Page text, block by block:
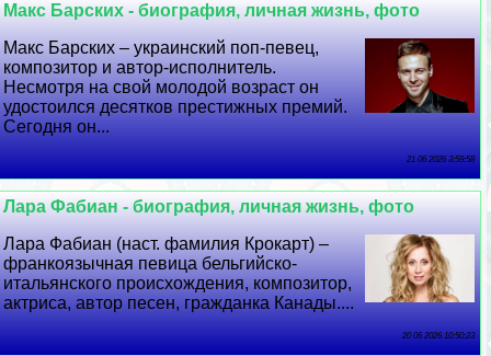
Макс Барских - биография, личная жизнь, фото
Макс Барских – украинский поп-певец,
композитор и автор-исполнитель.
Несмотря на свой молодой возраст он
удостоился десятков престижных премий.
Сегодня он...
21 06 2026 3:59:58
Лара Фабиан - биография, личная жизнь, фото
Лара Фабиан (наст. фамилия Крокарт) –
франкоязычная певица бельгийско-
итальянского происхождения, композитор,
актриса, автор песен, гражданка Канады....
20 06 2026 10:50:23